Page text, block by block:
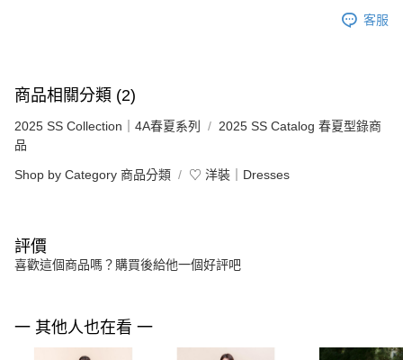
客服
商品相關分類 (2)
2025 SS Collection｜4A春夏系列
2025 SS Catalog 春夏型錄商
品
Shop by Category 商品分類 ♡ 洋裝｜Dresses
評價
喜歡這個商品嗎？購買後給他一個好評吧
一 其他人也在看 一